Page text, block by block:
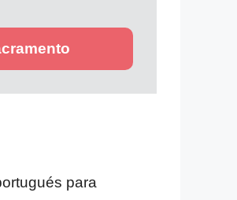
para